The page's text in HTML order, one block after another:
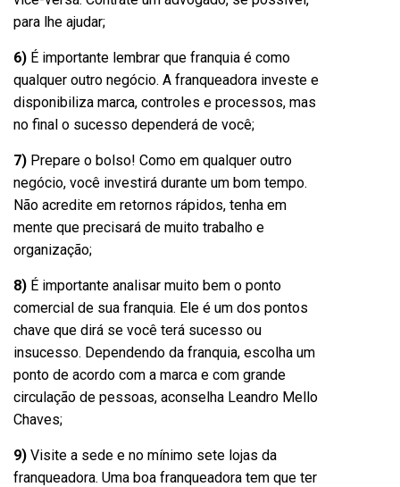
para lhe ajudar;
6) É importante lembrar que franquia é como
qualquer outro negócio. A franqueadora investe e
disponibiliza marca, controles e processos, mas
no final o sucesso dependerá de você;
7) Prepare o bolso! Como em qualquer outro
negócio, você investirá durante um bom tempo.
Não acredite em retornos rápidos, tenha em
mente que precisará de muito trabalho e
organização;
8) É importante analisar muito bem o ponto
comercial de sua franquia. Ele é um dos pontos
chave que dirá se você terá sucesso ou
insucesso. Dependendo da franquia, escolha um
ponto de acordo com a marca e com grande
circulação de pessoas, aconselha Leandro Mello
Chaves;
9) Visite a sede e no mínimo sete lojas da
franqueadora. Uma boa franqueadora tem que ter